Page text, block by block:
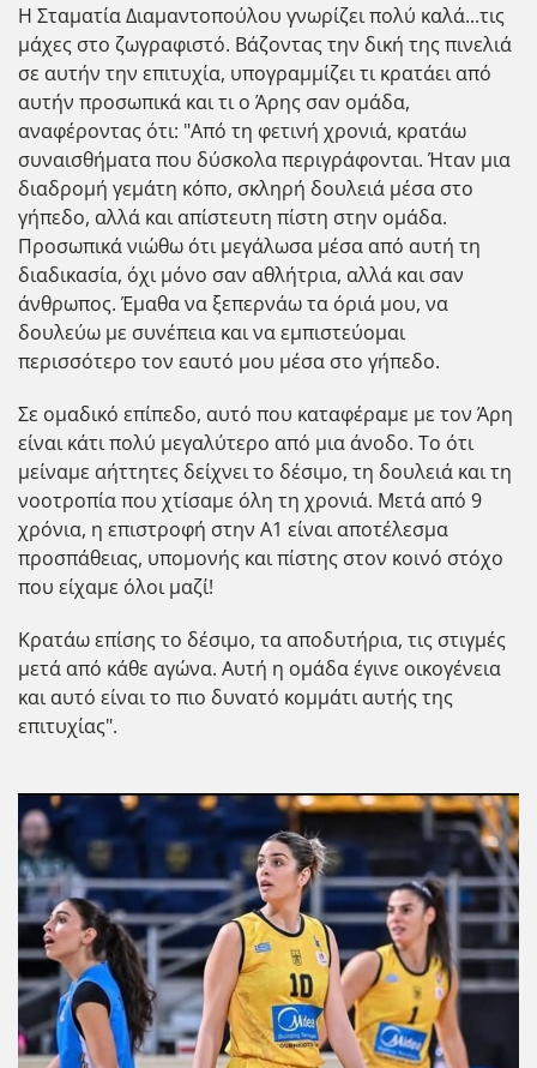
Η Σταματία Διαμαντοπούλου γνωρίζει πολύ καλά...τις
μάχες στο ζωγραφιστό. Βάζοντας την δική της πινελιά
σε αυτήν την επιτυχία, υπογραμμίζει τι κρατάει από
αυτήν προσωπικά και τι ο Άρης σαν ομάδα,
αναφέροντας ότι: "Από τη φετινή χρονιά, κρατάω
συναισθήματα που δύσκολα περιγράφονται. Ήταν μια
διαδρομή γεμάτη κόπο, σκληρή δουλειά μέσα στο
γήπεδο, αλλά και απίστευτη πίστη στην ομάδα.
Προσωπικά νιώθω ότι μεγάλωσα μέσα από αυτή τη
διαδικασία, όχι μόνο σαν αθλήτρια, αλλά και σαν
άνθρωπος. Έμαθα να ξεπερνάω τα όριά μου, να
δουλεύω με συνέπεια και να εμπιστεύομαι
περισσότερο τον εαυτό μου μέσα στο γήπεδο.
Σε ομαδικό επίπεδο, αυτό που καταφέραμε με τον Άρη
είναι κάτι πολύ μεγαλύτερο από μια άνοδο. Το ότι
μείναμε αήττητες δείχνει το δέσιμο, τη δουλειά και τη
νοοτροπία που χτίσαμε όλη τη χρονιά. Μετά από 9
χρόνια, η επιστροφή στην Α1 είναι αποτέλεσμα
προσπάθειας, υπομονής και πίστης στον κοινό στόχο
που είχαμε όλοι μαζί!
Κρατάω επίσης το δέσιμο, τα αποδυτήρια, τις στιγμές
μετά από κάθε αγώνα. Αυτή η ομάδα έγινε οικογένεια
και αυτό είναι το πιο δυνατό κομμάτι αυτής της
επιτυχίας".